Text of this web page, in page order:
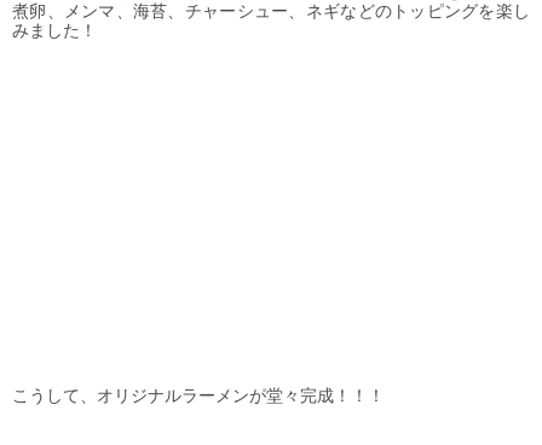
煮卵、メンマ、海苔、チャーシュー、ネギなどのトッピングを楽し
みました！
こうして、オリジナルラーメンが堂々完成！！！